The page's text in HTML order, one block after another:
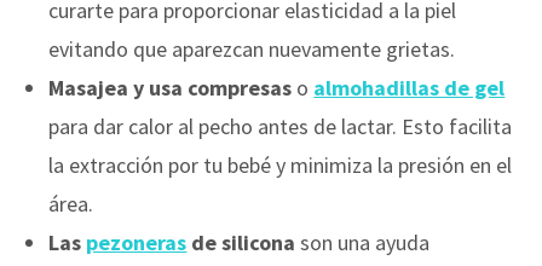
curarte para proporcionar elasticidad a la piel
evitando que aparezcan nuevamente grietas.
Masajea y usa compresas o almohadillas de gel
para dar calor al pecho antes de lactar. Esto facilita
la extracción por tu bebé y minimiza la presión en el
área.
Las pezoneras de siliconason una ayuda